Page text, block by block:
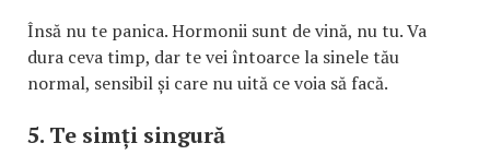
Însă nu te panica. Hormonii sunt de vină, nu tu. Va
dura ceva timp, dar te vei întoarce la sinele tău
normal, sensibil și care nu uită ce voia să facă.
5. Te simți singură